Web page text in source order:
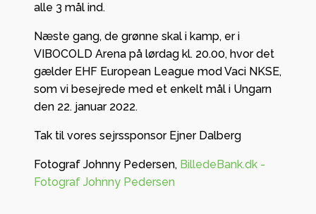
alle 3 mål ind.
Næste gang, de grønne skal i kamp, er i
VIBOCOLD Arena på lørdag kl. 20.00, hvor det
gælder EHF European League mod Vaci NKSE,
som vi besejrede med et enkelt mål i Ungarn
den 22. januar 2022.
Tak til vores sejrssponsor Ejner Dalberg
Fotograf Johnny Pedersen, BilledeBank.dk -
Fotograf Johnny Pedersen